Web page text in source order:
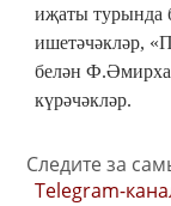
иҗаты турында
ишетәчәкләр,
белән
күрәчәкләр.
Следите за
Telegram-